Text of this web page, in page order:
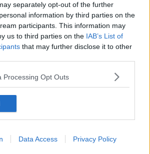
separately opt-out of the further
information by third parties on the
participants. This information may
us to third parties on the IAB’s List of
that may further disclose it to other
Processing Opt Outs
Data Access Privacy Policy
interni o insulari, con popolazione che
poche risorse, grandi estensioni territoriali e
servizi adeguati agli standard
chi vive in questi luoghi conosce bene i
abbassa la saracinesca, un ufficio postale
che non si trova, bambini e ragazzi costretti
a questa situazione,
invece di
e più svantaggiate, il Governo
e fa perdere a 36 comuni della
montani"
lo status di comune montano Campo
Capraia Isola, Marciana, Marciana Marina,